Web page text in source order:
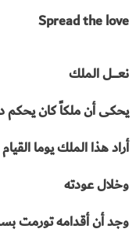
Spread the love
نعـــــــل الملك
يحكى أن ملكاً كان يحكم
أراد هذا الملك يوما
وخلال عودته
وجد أن أقدامه تورمت